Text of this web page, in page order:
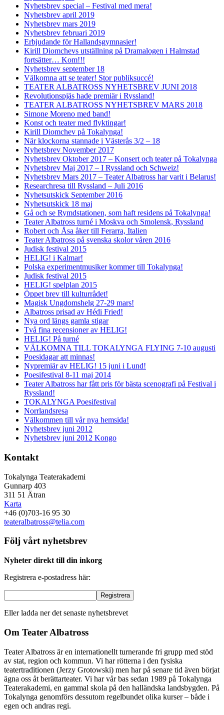
Nyhetsbrev special – Festival med mera!
Nyhetsbrev april 2019
Nyhetsbrev mars 2019
Nyhetsbrev februari 2019
Erbjudande för Hallandsgymnasier!
Kirill Diomchevs utställning på Dramalogen i Halmstad
fortsätter… Kom!!!
Nyhetsbrev september 18
Välkomna att se teater! Stor publiksuccé!
TEATER ALBATROSS NYHETSBREV JUNI 2018
Revolutionspjäs hade premiär i Ryssland!
TEATER ALBATROSS NYHETSBREV MARS 2018
Simone Moreno med band!
Konst och teater med flyktingar!
Kirill Diomchev på Tokalynga!
När klockorna stannade i Västerås 3/2 – 18
Nyhetsbrev November 2017
Nyhetsbrev Oktober 2017 – Konsert och teater på Tokalynga
Nyhetsbrev Maj 2017 – I Ryssland och Schweiz!
Nyhetsbrev Mars 2017 – Teater Albatross har varit i Belarus!
Researchresa till Ryssland – Juli 2016
Nyhetsutskick September 2016
Nyhetsutskick 18 maj
Gå och se Rymdstationen, som haft residens på Tokalynga!
Teater Albatross turné i Moskva och Smolensk, Ryssland
Robert och Åsa åker till Ferarra, Italien
Teater Albatross på svenska skolor våren 2016
Judisk festival 2015
HELIG! i Kalmar!
Polska experimentmusiker kommer till Tokalynga!
Judisk festival 2015
HELIG! spelplan 2015
Öppet brev till kulturrådet!
Magisk Ungdomshelg 27-29 mars!
Albatross prisad av Hédi Fried!
Nya ord längs gamla stigar
Två fina recensioner av HELIG!
HELIG! På turné
VÄLKOMNA TILL TOKALYNGA FLYING 7-10 augusti
Poesidagar att minnas!
Nypremiär av HELIG! 15 juni i Lund!
Poesifestival 8-11 maj 2014
Teater Albatross har fått pris för bästa scenografi på Festival i
Ryssland!
TOKALYNGA Poesifestival
Norrlandsresa
Välkommen till vår nya hemsida!
Nyhetsbrev juni 2012
Nyhetsbrev juni 2012 Kongo
Kontakt
Tokalynga Teaterakademi
Gunnarp 403
311 51 Ätran
Karta
+46 (0)703-16 95 30
teateralbatross@telia.com
Följ vårt nyhetsbrev
Nyheter direkt till din inkorg
Registrera e-postadress här:
Eller ladda ner det senaste nyhetsbrevet
Om Teater Albatross
Teater Albatross är en internationellt turnerande fri grupp med stöd
av stat, region och kommun. Vi har rötterna i den fysiska
teatertraditionen (Jerzy Grotowski) men har på senare tid även börjat
ägna oss åt berättarteater. Vi har vår bas sedan 1989 på Tokalynga
Teaterakademi, en gammal skola på den halländska landsbygden. På
Tokalynga genomförs dessutom regelbundet olika kurser – både i
egen och andras regi.